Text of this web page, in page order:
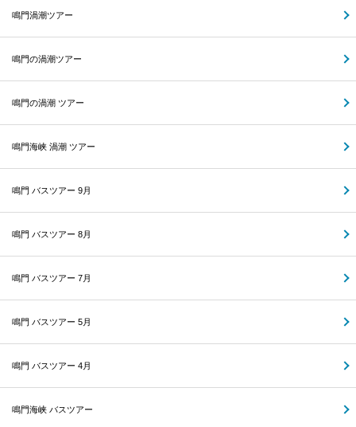
鳴門渦潮ツアー
鳴門の渦潮ツアー
鳴門の渦潮 ツアー
鳴門海峡 渦潮 ツアー
鳴門 バスツアー 9月
鳴門 バスツアー 8月
鳴門 バスツアー 7月
鳴門 バスツアー 5月
鳴門 バスツアー 4月
鳴門海峡 バスツアー